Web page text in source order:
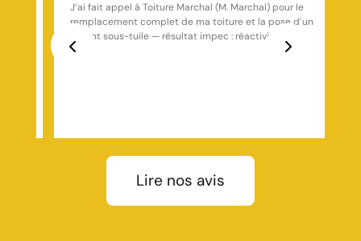
J'ai fait appel à Mr marchal il m'a très bien conseillé
pour mes travaux de couverture Avec des conditions
de travail Excellente et un prix correct je vous le
recommande fortement.
Lire nos avis